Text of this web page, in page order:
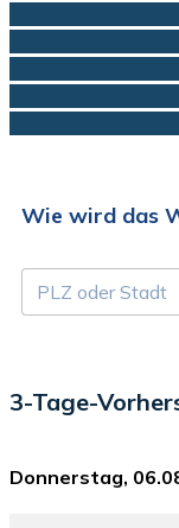
Wie wird das
3-Tage-
Donnerstag,